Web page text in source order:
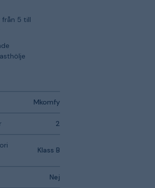
från 5 till
Mkomfy
2
Klass B
Nej